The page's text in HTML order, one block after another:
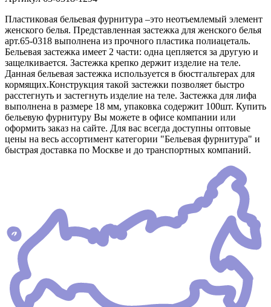
Пластиковая бельевая фурнитура –это неотъемлемый элемент
женского белья. Представленная застежка для женского белья
арт.65-0318 выполнена из прочного пластика полиацеталь.
Бельевая застежка имеет 2 части: одна цепляется за другую и
защелкивается. Застежка крепко держит изделие на теле.
Данная бельевая застежка используется в бюстгальтерах для
кормящих.Конструкция такой застежки позволяет быстро
расстегнуть и застегнуть изделие на теле. Застежка для лифа
выполнена в размере 18 мм, упаковка содержит 100шт. Купить
бельевую фурнитуру Вы можете в офисе компании или
оформить заказ на сайте. Для вас всегда доступны оптовые
цены на весь ассортимент категории "Бельевая фурнитура" и
быстрая доставка по Москве и до транспортных компаний.